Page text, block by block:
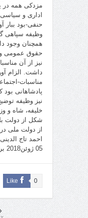
مزدکی همه در
اداری و سیاسی
حنفی-بود ببار
وظیفه سپاهی
همچنان وجود
حقوق عمومی و
نیز از آن
داشت. الزام
مناسبات-
پادشاهانی
نیز وظیفه
خلیفه، شاه و
شکل از دولت
از دولت ملی در
احمد تاج الدینی
05 ژوئن2018 برابر با 15خرداد1397
Like 0